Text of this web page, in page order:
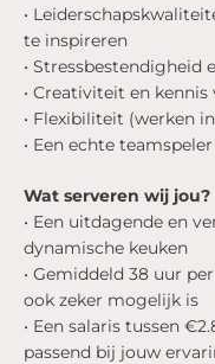
•
te inspireren
• Stressbestendigheid
• Creativiteit en
• Flexibiliteit (werken
• Een echte
Wat serveren wij jou?
• Een uitdagende en
dynamische keuken
• Gemiddeld 38 uur
ook zeker mogelijk is
• Een salaris tussen
passend bij jouw